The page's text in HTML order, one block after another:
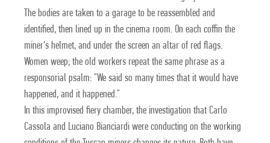
The bodies are taken to a garage to be reassembled and
identified, then lined up in the cinema room. On each coffin the
miner's helmet, and under the screen an altar of red flags.
Women weep; the old workers repeat the same phrase as a
responsorial psalm: "We said so many times that it would have
happened, and it happened."
In this improvised fiery chamber, the investigation that Carlo
Cassola and Luciano Bianciardi were conducting on the working